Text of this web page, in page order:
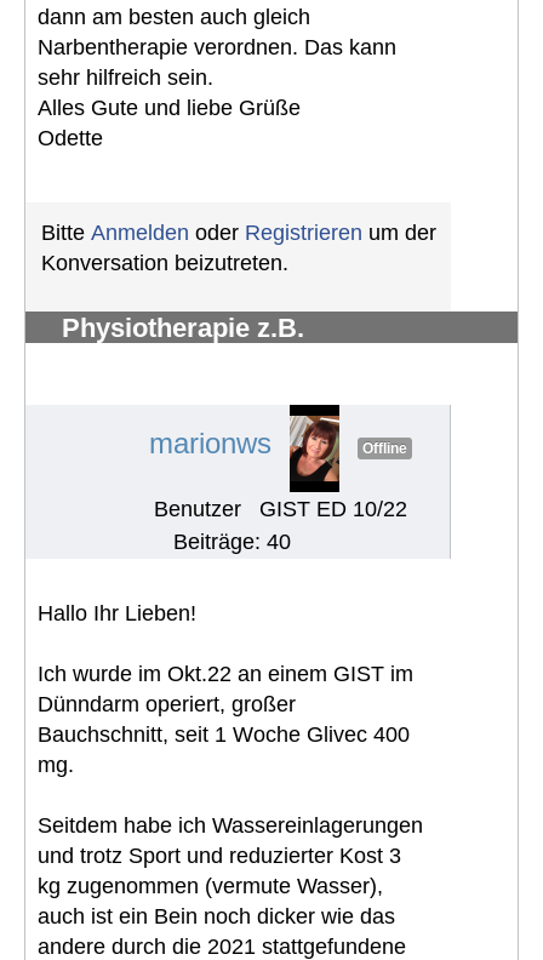
dann am besten auch gleich
Narbentherapie verordnen. Das kann
sehr hilfreich sein.
Alles Gute und liebe Grüße
Odette
Bitte Anmelden oder Registrieren um der
Konversation beizutreten.
Physiotherapie z.B.
marionws Offline
Benutzer
GIST ED 10/22
Beiträge: 40
Hallo Ihr Lieben!
Ich wurde im Okt.22 an einem GIST im
Dünndarm operiert, großer
Bauchschnitt, seit 1 Woche Glivec 400
mg.
Seitdem habe ich Wassereinlagerungen
und trotz Sport und reduzierter Kost 3
kg zugenommen (vermute Wasser),
auch ist ein Bein noch dicker wie das
andere durch die 2021 stattgefundene